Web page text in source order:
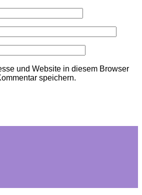
und Website in diesem Browser
speichern.